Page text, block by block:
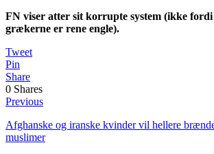
FN viser atter sit korrupte system (ikke
grækerne er rene engle).
Tweet
Pin
Share
0 Shares
Previous
Afghanske og iranske kvinder vil hellere
muslimer